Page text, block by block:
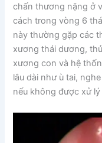
chấn thương nặng ở
cách trong vòng 6
này thường gặp các
xương thái dương,
xương con và hệ
lâu dài như ù tai,
nếu không được xử